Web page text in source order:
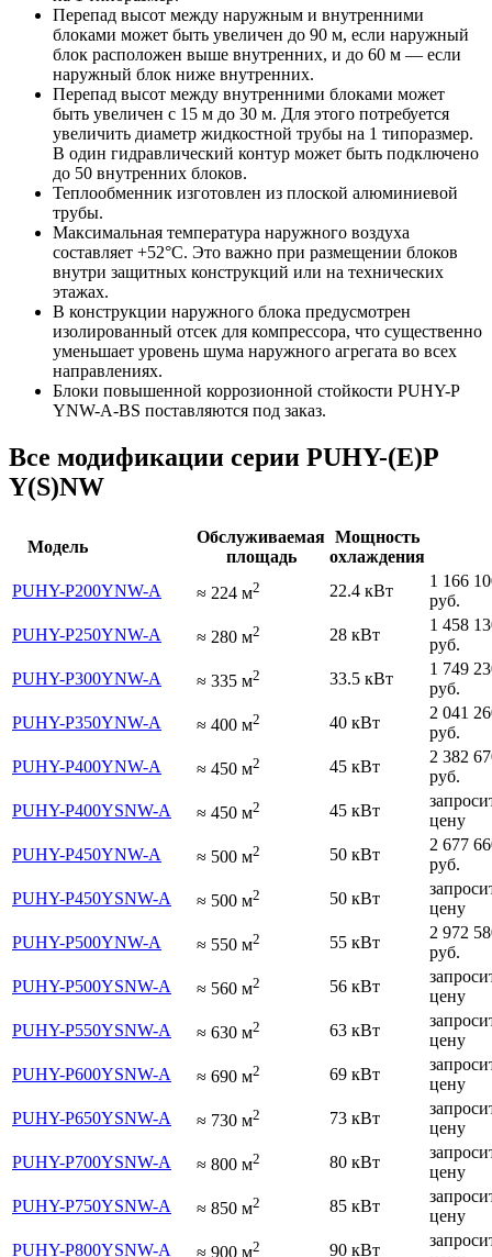
Перепад высот между наружным и внутренними
блоками может быть увеличен до 90 м, если наружный
блок расположен выше внутренних, и до 60 м — если
наружный блок ниже внутренних.
Перепад высот между внутренними блоками может
быть увеличен с 15 м до 30 м. Для этого потребуется
увеличить диаметр жидкостной трубы на 1 типоразмер.
В один гидравлический контур может быть подключено
до 50 внутренних блоков.
Теплообменник изготовлен из плоской алюминиевой
трубы.
Максимальная температура наружного воздуха
составляет +52°С. Это важно при размещении блоков
внутри защитных конструкций или на технических
этажах.
В конструкции наружного блока предусмотрен
изолированный отсек для компрессора, что существенно
уменьшает уровень шума наружного агрегата во всех
направлениях.
Блоки повышенной коррозионной стойкости PUHY-P
YNW-A-BS поставляются под заказ.
Все модификации серии PUHY-(E)P
Y(S)NW
Модель
Обслуживаемая
площадь
Мощность
охлаждения
PUHY-P200YNW-A
≈ 224 м2 22.4 кВт
1 166
руб.
PUHY-P250YNW-A
≈ 280 м2 28 кВт
1 458
руб.
PUHY-P300YNW-A
≈ 335 м2 33.5 кВт
1 749
руб.
PUHY-P350YNW-A
≈ 400 м2 40 кВт
2 041
руб.
PUHY-P400YNW-A
≈ 450 м2 45 кВт
2 382
руб.
PUHY-P400YSNW-A
≈ 450 м2 45 кВт
цену
PUHY-P450YNW-A
≈ 500 м2 50 кВт
2 677
руб.
PUHY-P450YSNW-A
≈ 500 м2 50 кВт
цену
PUHY-P500YNW-A
≈ 550 м2 55 кВт
2 972
руб.
PUHY-P500YSNW-A
≈ 560 м2 56 кВт
цену
PUHY-P550YSNW-A
≈ 630 м2 63 кВт
цену
PUHY-P600YSNW-A
≈ 690 м2 69 кВт
цену
PUHY-P650YSNW-A
≈ 730 м2 73 кВт
цену
PUHY-P700YSNW-A
≈ 800 м2 80 кВт
цену
PUHY-P750YSNW-A
≈ 850 м2 85 кВт
цену
PUHY-P800YSNW-A
≈ 900 м2 90 кВт